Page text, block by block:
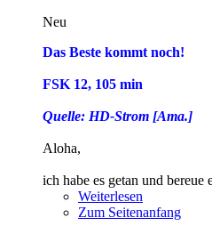
Neu
Das Beste kommt noch!
FSK 12, 105 min
Quelle: HD-Strom [Ama.]
Aloha,
ich habe es getan und
Weiterlesen
Zum Seitenanfang